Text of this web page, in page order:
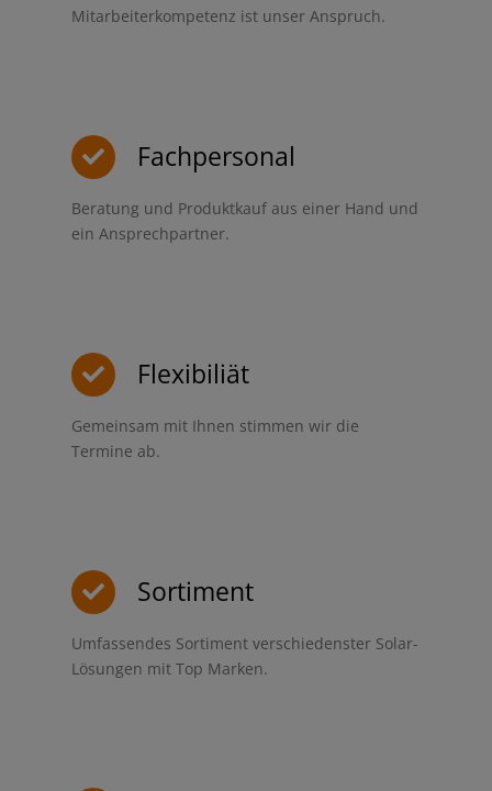
Mitarbeiterkompetenz ist unser Anspruch.
Fachpersonal
Beratung und Produktkauf aus einer Hand und
ein Ansprechpartner.
Flexibiliät
Gemeinsam mit Ihnen stimmen wir die
Termine ab.
Sortiment
Umfassendes Sortiment verschiedenster Solar-
Lösungen mit Top Marken.